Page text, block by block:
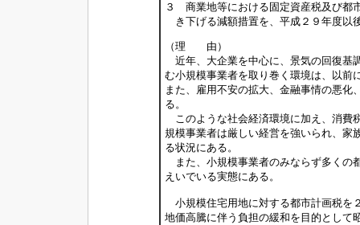
３ 商業地等における固定資産税及び都
き下げる減額措置を、平成２９年度以
（理 由）
近年、大企業を中心に、景気の回復基
む小規模事業者を取り巻く環境は、以前
また、雇用不安の拡大、金融事情の悪化
る。
このような社会経済環境に加え、消費
規模事業者は厳しい経営を強いられ、家
る状況にある。
また、小規模事業者のみならず多くの
えいでいる実態にある。
小規模住宅用地に対する都市計画税を
地価高騰に伴う負担の緩和を目的として